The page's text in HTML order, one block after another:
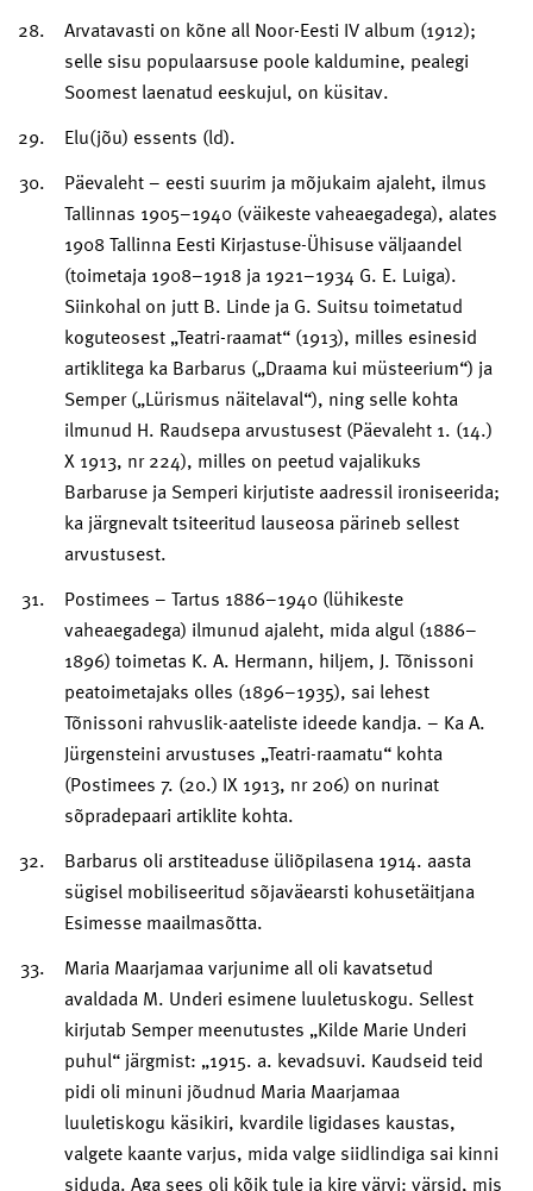
Arvatavasti on kõne all Noor-Eesti IV album (1912);
selle sisu populaarsuse poole kaldumine, pealegi
Soomest laenatud eeskujul, on küsitav.
Elu(jõu) essents (ld).
Päevaleht – eesti suurim ja mõjukaim ajaleht, ilmus
Tallinnas 1905–1940 (väikeste vaheaegadega), alates
1908 Tallinna Eesti Kirjastuse-Ühisuse väljaandel
(toimetaja 1908–1918 ja 1921–1934 G. E. Luiga).
Siinkohal on jutt B. Linde ja G. Suitsu toimetatud
koguteosest „Teatri-raamat“ (1913), milles esinesid
artiklitega ka Barbarus („Draama kui müsteerium“) ja
Semper („Lürismus näitelaval“), ning selle kohta
ilmunud H. Raudsepa arvustusest (Päevaleht 1. (14.)
X 1913, nr 224), milles on peetud vajalikuks
Barbaruse ja Semperi kirjutiste aadressil ironiseerida;
ka järgnevalt tsiteeritud lauseosa pärineb sellest
arvustusest.
Postimees – Tartus 1886–1940 (lühikeste
vaheaegadega) ilmunud ajaleht, mida algul (1886–
1896) toimetas K. A. Hermann, hiljem, J. Tõnissoni
peatoimetajaks olles (1896–1935), sai lehest
Tõnissoni rahvuslik-aateliste ideede kandja. – Ka A.
Jürgensteini arvustuses „Teatri-raamatu“ kohta
(Postimees 7. (20.) IX 1913, nr 206) on nurinat
sõpradepaari artiklite kohta.
Barbarus oli arstiteaduse üliõpilasena 1914. aasta
sügisel mobiliseeritud sõjaväearsti kohusetäitjana
Esimesse maailmasõtta.
Maria Maarjamaa varjunime all oli kavatsetud
avaldada M. Underi esimene luuletuskogu. Sellest
kirjutab Semper meenutustes „Kilde Marie Underi
puhul“ järgmist: „1915. a. kevadsuvi. Kaudseid teid
pidi oli minuni jõudnud Maria Maarjamaa
luuletiskogu käsikiri, kvardile ligidases kaustas,
valgete kaante varjus, mida valge siidlindiga sai kinni
siduda. Aga sees oli kõik tule ja kire värvi: värsid, mis